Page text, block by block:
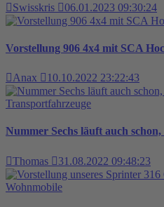
Swisskris
06.01.2023 09:30:24
Vorstellung 906 4x4 mit SCA
Anax 10.10.2022 23:22:43
Transportfahrzeuge
Nummer Sechs läuft auch
Thomas 31.08.2022 09:48:23
Wohnmobile